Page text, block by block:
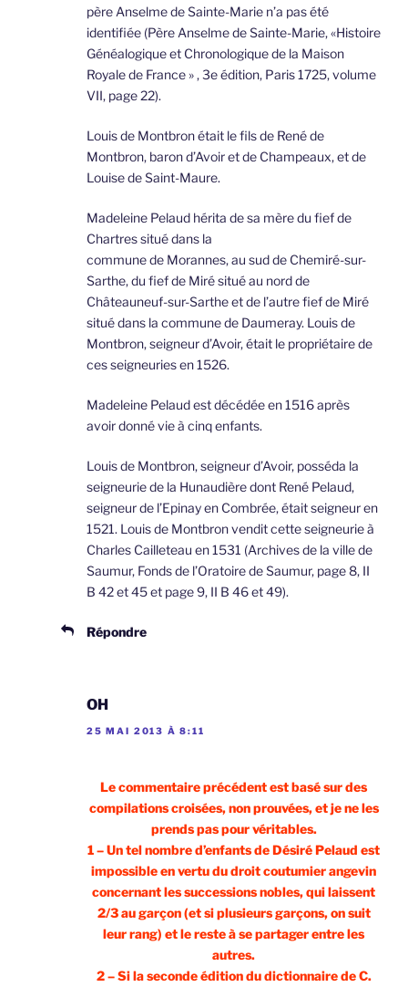
père Anselme de Sainte-Marie n’a pas été
identifiée (Père Anselme de Sainte-Marie, «Histoire
Généalogique et Chronologique de la Maison
Royale de France » , 3e édition, Paris 1725, volume
VII, page 22).
Louis de Montbron était le fils de René de
Montbron, baron d’Avoir et de Champeaux, et de
Louise de Saint-Maure.
Madeleine Pelaud hérita de sa mère du fief de
Chartres situé dans la
commune de Morannes, au sud de Chemiré-sur-
Sarthe, du fief de Miré situé au nord de
Châteauneuf-sur-Sarthe et de l’autre fief de Miré
situé dans la commune de Daumeray. Louis de
Montbron, seigneur d’Avoir, était le propriétaire de
ces seigneuries en 1526.
Madeleine Pelaud est décédée en 1516 après
avoir donné vie à cinq enfants.
Louis de Montbron, seigneur d’Avoir, posséda la
seigneurie de la Hunaudière dont René Pelaud,
seigneur de l’Epinay en Combrée, était seigneur en
1521. Louis de Montbron vendit cette seigneurie à
Charles Cailleteau en 1531 (Archives de la ville de
Saumur, Fonds de l’Oratoire de Saumur, page 8, II
B 42 et 45 et page 9, II B 46 et 49).
Répondre
OH
25 MAI 2013 À 8:11
Le commentaire précédent est basé sur des
compilations croisées, non prouvées, et je ne les
prends pas pour véritables.
1 – Un tel nombre d’enfants de Désiré Pelaud est
impossible en vertu du droit coutumier angevin
concernant les successions nobles, qui laissent
2/3 au garçon (et si plusieurs garçons, on suit
leur rang) et le reste à se partager entre les
autres.
2 – Si la seconde édition du dictionnaire de C.